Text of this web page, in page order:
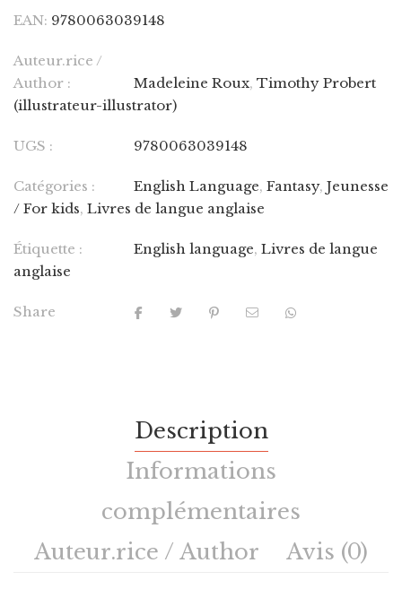
EAN: 9780063039148
Auteur.rice /
Author :
Madeleine Roux, Timothy Probert
(illustrateur-illustrator)
UGS : 9780063039148
Catégories : English Language, Fantasy, Jeunesse
/ For kids, Livres de langue anglaise
Étiquette : English language, Livres de langue
anglaise
Share
Description
Informations
complémentaires
Auteur.rice / Author
Avis (0)